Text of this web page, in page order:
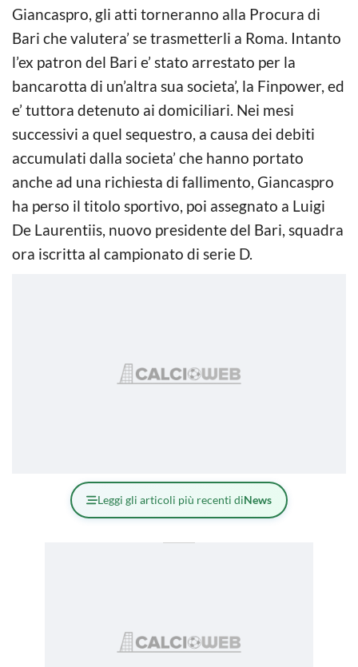
Giancaspro, gli atti torneranno alla Procura di
Bari che valutera’ se trasmetterli a Roma. Intanto
l’ex patron del Bari e’ stato arrestato per la
bancarotta di un’altra sua societa’, la Finpower, ed
e’ tuttora detenuto ai domiciliari. Nei mesi
successivi a quel sequestro, a causa dei debiti
accumulati dalla societa’ che hanno portato
anche ad una richiesta di fallimento, Giancaspro
ha perso il titolo sportivo, poi assegnato a Luigi
De Laurentiis, nuovo presidente del Bari, squadra
ora iscritta al campionato di serie D.
Leggi gli articoli più recenti diNews